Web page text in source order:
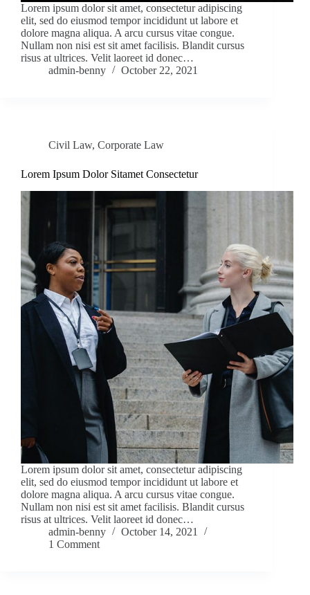
Lorem ipsum dolor sit amet, consectetur adipiscing
elit, sed do eiusmod tempor incididunt ut labore et
dolore magna aliqua. A arcu cursus vitae congue.
Nullam non nisi est sit amet facilisis. Blandit cursus
risus at ultrices. Velit laoreet id donec…
admin-benny
October 22, 2021
Civil Law, Corporate Law
Lorem Ipsum Dolor Sitamet Consectetur
Lorem ipsum dolor sit amet, consectetur adipiscing
elit, sed do eiusmod tempor incididunt ut labore et
dolore magna aliqua. A arcu cursus vitae congue.
Nullam non nisi est sit amet facilisis. Blandit cursus
risus at ultrices. Velit laoreet id donec…
admin-benny
October 14, 2021
1 Comment